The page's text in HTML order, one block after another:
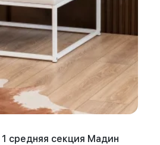
средняя секция Мадин